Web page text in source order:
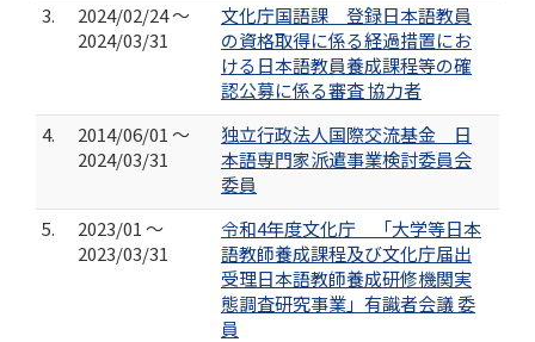
3.
2024/02/24 ～
2024/03/31
文化庁国語課 登録日本語教員
の資格取得に係る経過措置にお
ける日本語教員養成課程等の確
認公募に係る審査 協力者
4.
2014/06/01 ～
2024/03/31
独立行政法人国際交流基金 日
本語専門家派遣事業検討委員会
委員
5.
2023/01 ～
2023/03/31
令和4年度文化庁 「大学等日本
語教師養成課程及び文化庁届出
受理日本語教師養成研修機関実
態調査研究事業」有識者会議 委
員